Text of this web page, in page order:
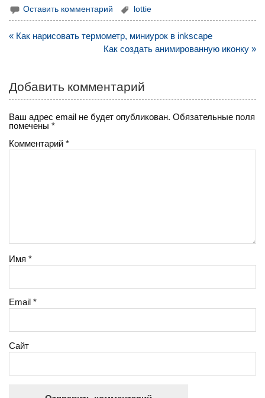
n
o
ss
ni
ki
er
e
e
gr
a
Оставить комментарий lottie
Навигация
« Как нарисовать термометр, миниурок в inkscape
Как создать анимированную иконку »
Добавить комментарий
Ваш адрес email не будет опубликован. Обязательные поля
помечены*
Комментарий*
Имя*
Email*
Сайт